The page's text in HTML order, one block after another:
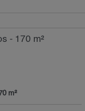
- 170 m²
m²